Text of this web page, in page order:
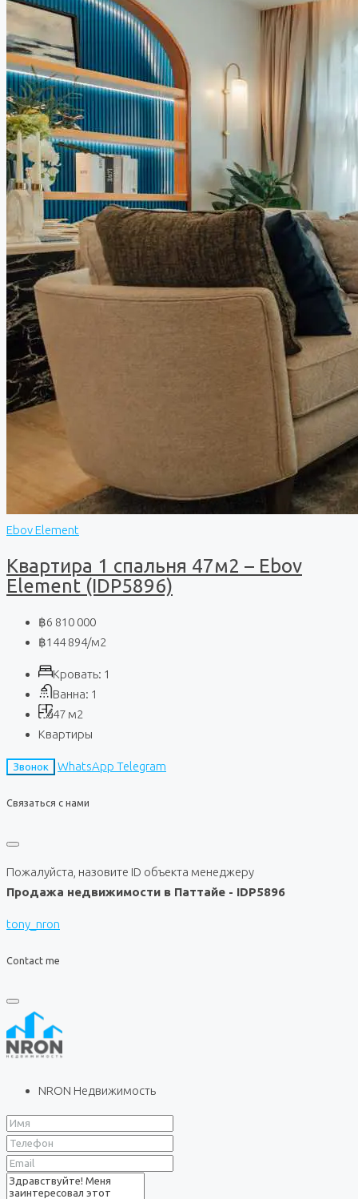
Ebov Element
Квартира 1 спальня 47м2 – Ebov
Element (IDP5896)
฿6 810 000
฿144 894/м2
Кровать: 1
Ванна: 1
47 м2
Квартиры
Звонок WhatsApp Telegram
Связаться с нами
Пожалуйста, назовите ID объекта менеджеру
Продажа недвижимости в Паттайе - IDP5896
tony_nron
Contact me
NRON Недвижимость